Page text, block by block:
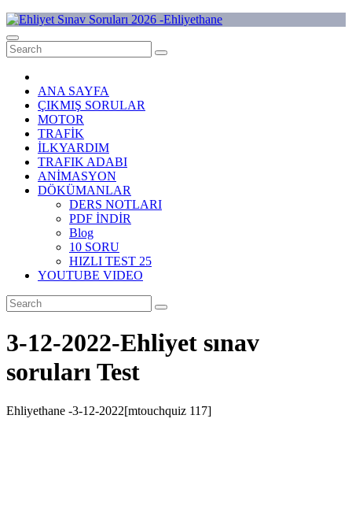
Skip
to
content
Ehliyet Sınav Soruları 2026 -Ehliyethane
ANA SAYFA
ÇIKMIŞ SORULAR
MOTOR
TRAFİK
İLKYARDIM
TRAFIK ADABI
ANİMASYON
DÖKÜMANLAR
DERS NOTLARI
PDF İNDİR
Blog
10 SORU
HIZLI TEST 25
YOUTUBE VIDEO
3-12-2022-Ehliyet sınav
soruları Test
Ehliyethane -3-12-2022[mtouchquiz 117]